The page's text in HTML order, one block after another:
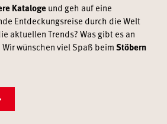
Katalogeund geh auf eine
Entdeckungsreise durch die Welt
aktuellen Trends? Was gibt es an
wünschen viel Spaß beimStöbern